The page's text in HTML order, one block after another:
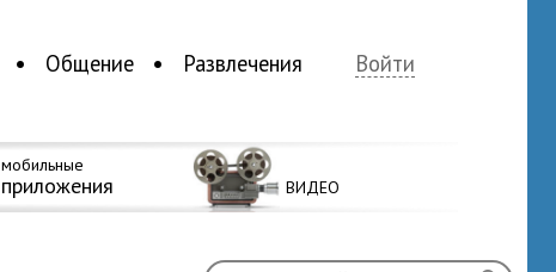
Общение Развлечения Войти
мобильные
приложения ВИДЕО